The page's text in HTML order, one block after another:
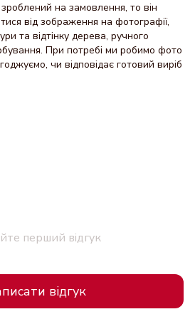
на замовлення, то він
від зображення на фотографії,
та відтінку дерева, ручного
При потребі ми робимо фото
чи відповідає готовий виріб
перший відгук
відгук